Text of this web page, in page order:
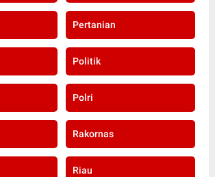
Pertanian
Politik
Polri
Rakornas
Riau